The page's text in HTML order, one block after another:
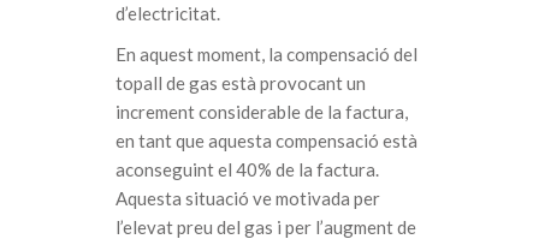
d’electricitat.
En aquest moment, la compensació del
topall de gas està provocant un
increment considerable de la factura,
en tant que aquesta compensació està
aconseguint el 40% de la factura.
Aquesta situació ve motivada per
l’elevat preu del gas i per l’augment de